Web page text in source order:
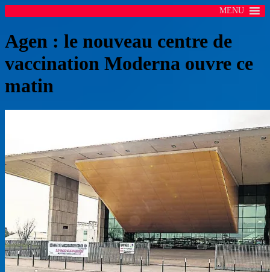
MENU
Agen : le nouveau centre de
vaccination Moderna ouvre ce
matin